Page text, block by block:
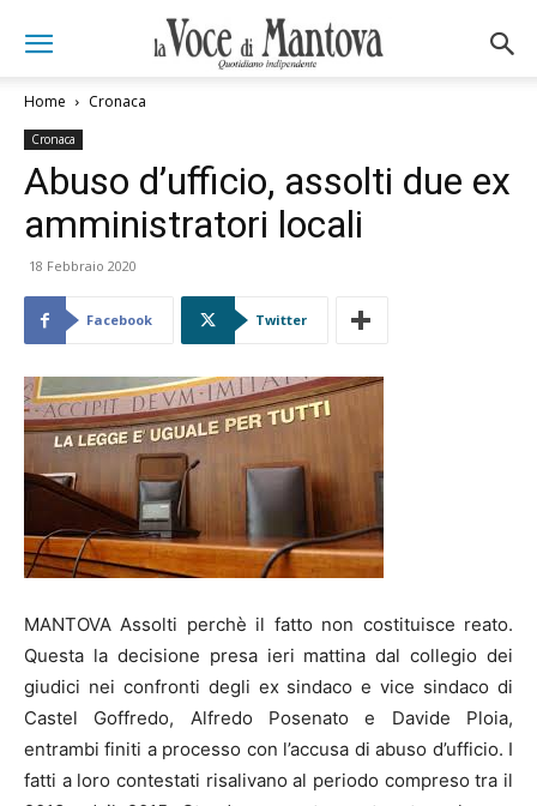
Home Cronaca
Cronaca
Abuso d’ufficio, assolti due ex
amministratori locali
18 Febbraio 2020
Facebook Twitter
MANTOVA Assolti perchè il fatto non costituisce reato.
Questa la decisione presa ieri mattina dal collegio dei
giudici nei confronti degli ex sindaco e vice sindaco di
Castel Goffredo, Alfredo Posenato e Davide Ploia,
entrambi finiti a processo con l’accusa di abuso d’ufficio. I
fatti a loro contestati risalivano al periodo compreso tra il